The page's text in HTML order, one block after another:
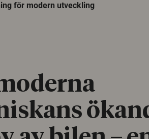
för modern utveckling